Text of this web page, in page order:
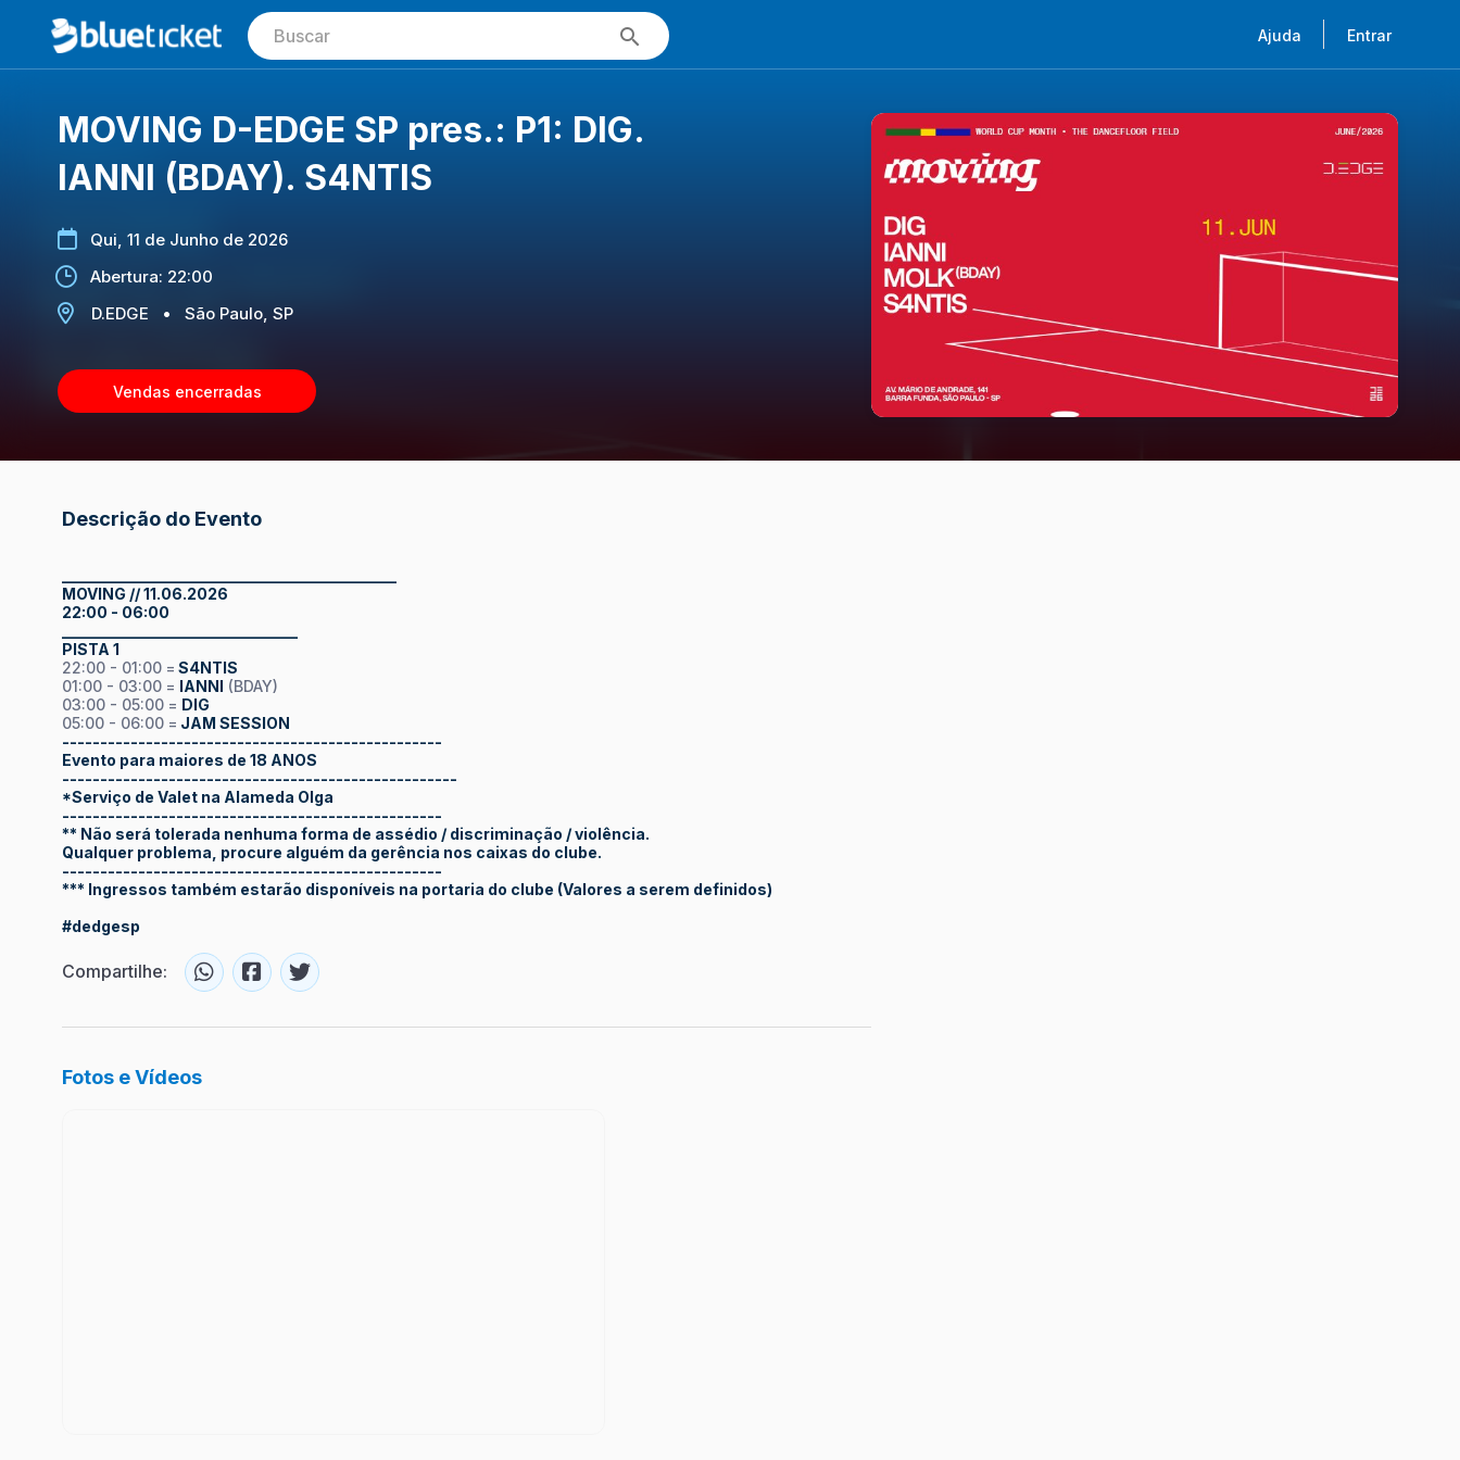
Ajuda Entrar
MOVING D-EDGE SP pres.: P1: DIG.
IANNI (BDAY). S4NTIS
Qui, 11 de Junho de 2026
Abertura: 22:00
D.EDGE
• São Paulo, SP
Vendas encerradas
Descrição do Evento
MOVING // 11.06.2026
22:00 - 06:00
PISTA 1
22:00 - 01:00 = S4NTIS
01:00 - 03:00 = IANNI (BDAY)
03:00 - 05:00 = DIG
05:00 - 06:00 = JAM SESSION
--------------------------------------------------
Evento para maiores de 18 ANOS
----------------------------------------------------
*Serviço de Valet na Alameda Olga
--------------------------------------------------
** Não será tolerada nenhuma forma de assédio / discriminação / violência.
Qualquer problema, procure alguém da gerência nos caixas do clube.
--------------------------------------------------
*** Ingressos também estarão disponíveis na portaria do clube (Valores a serem definidos)
#dedgesp
Compartilhe:
Fotos e Vídeos